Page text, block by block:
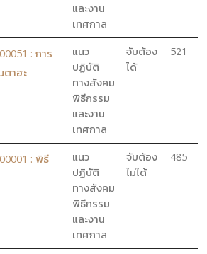
และงาน
เทศกาล
: การ
ตาฮะ
แนว
ปฏิบัติ
ทางสังคม
พิธีกรรม
และงาน
เทศกาล
จับต้อง
ได้
521
: พิธี
แนว
ปฏิบัติ
ทางสังคม
พิธีกรรม
และงาน
เทศกาล
จับต้อง
ไม่ได้
485